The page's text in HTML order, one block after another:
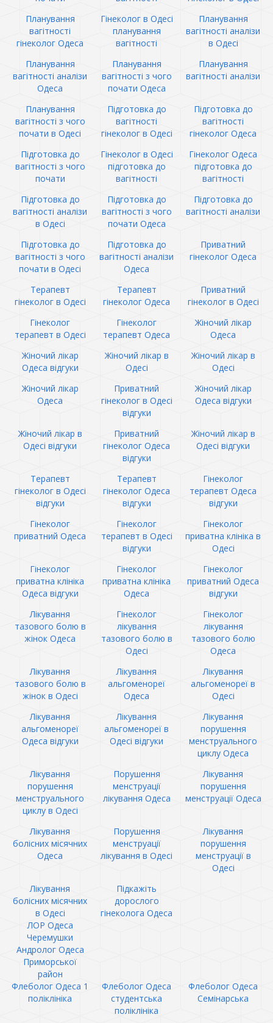
Планування
вагітності
гінеколог Одеса
Гінеколог в Одесі
планування
вагітності
Планування
вагітності аналізи
в Одесі
Планування
вагітності аналізи
Одеса
Планування
вагітності з чого
почати Одеса
Планування
вагітності аналізи
Планування
вагітності з чого
почати в Одесі
Підготовка до
вагітності
гінеколог в Одесі
Підготовка до
вагітності
гінеколог Одеса
Підготовка до
вагітності з чого
почати
Гінеколог в Одесі
підготовка до
вагітності
Гінеколог Одеса
підготовка до
вагітності
Підготовка до
вагітності аналізи
в Одесі
Підготовка до
вагітності з чого
почати Одеса
Підготовка до
вагітності аналізи
Підготовка до
вагітності з чого
почати в Одесі
Підготовка до
вагітності аналізи
Одеса
Приватний
гінеколог Одеса
Терапевт
гінеколог в Одесі
Терапевт
гінеколог Одеса
Приватний
гінеколог в Одесі
Гінеколог
терапевт в Одесі
Гінеколог
терапевт Одеса
Жіночий лікар
Одеса
Жіночий лікар
Одеса відгуки
Жіночий лікар в
Одесі
Жіночий лікар в
Одесі
Жіночий лікар
Одеса
Приватний
гінеколог в Одесі
відгуки
Жіночий лікар
Одеса відгуки
Жіночий лікар в
Одесі відгуки
Приватний
гінеколог Одеса
відгуки
Жіночий лікар в
Одесі відгуки
Терапевт
гінеколог в Одесі
відгуки
Терапевт
гінеколог Одеса
відгуки
Гінеколог
терапевт Одеса
відгуки
Гінеколог
приватний Одеса
Гінеколог
терапевт в Одесі
відгуки
Гінеколог
приватна клініка в
Одесі
Гінеколог
приватна клініка
Одеса відгуки
Гінеколог
приватна клініка
Одеса
Гінеколог
приватний Одеса
відгуки
Лікування
тазового болю в
жінок Одеса
Гінеколог
лікування
тазового болю в
Одесі
Гінеколог
лікування
тазового болю
Одеса
Лікування
тазового болю в
жінок в Одесі
Лікування
альгоменореї
Одеса
Лікування
альгоменореї в
Одесі
Лікування
альгоменореї
Одеса відгуки
Лікування
альгоменореї в
Одесі відгуки
Лікування
порушення
менструального
циклу Одеса
Лікування
порушення
менструального
циклу в Одесі
Порушення
менструації
лікування Одеса
Лікування
порушення
менструації Одеса
Лікування
болісних місячних
Одеса
Порушення
менструації
лікування в Одесі
Лікування
порушення
менструації в
Одесі
Лікування
болісних місячних
в Одесі
Підкажіть
дорослого
гінеколога Одеса
ЛОР Одеса
Черемушки
Андролог Одеса
Приморської
район
Флеболог Одеса 1
поліклініка
Флеболог Одеса
студентська
поліклініка
Флеболог Одеса
Семінарська